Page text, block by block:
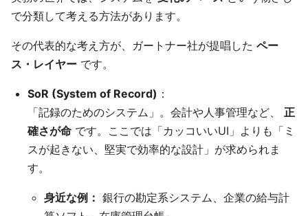
で分類して考える方法があります。
その代表的な考え方が、ガートナー社が提唱した ペー
ス・レイヤー です。
SoR (System of Record) ：
「記録のためのシステム」。会計や人事管理など、 正
確さが命 です。ここでは「カッコいいUI」よりも「ミ
スが起きない、堅実で効率的な設計」が求められま
す。
身近な例： 銀行の勘定系システム、企業の給与計